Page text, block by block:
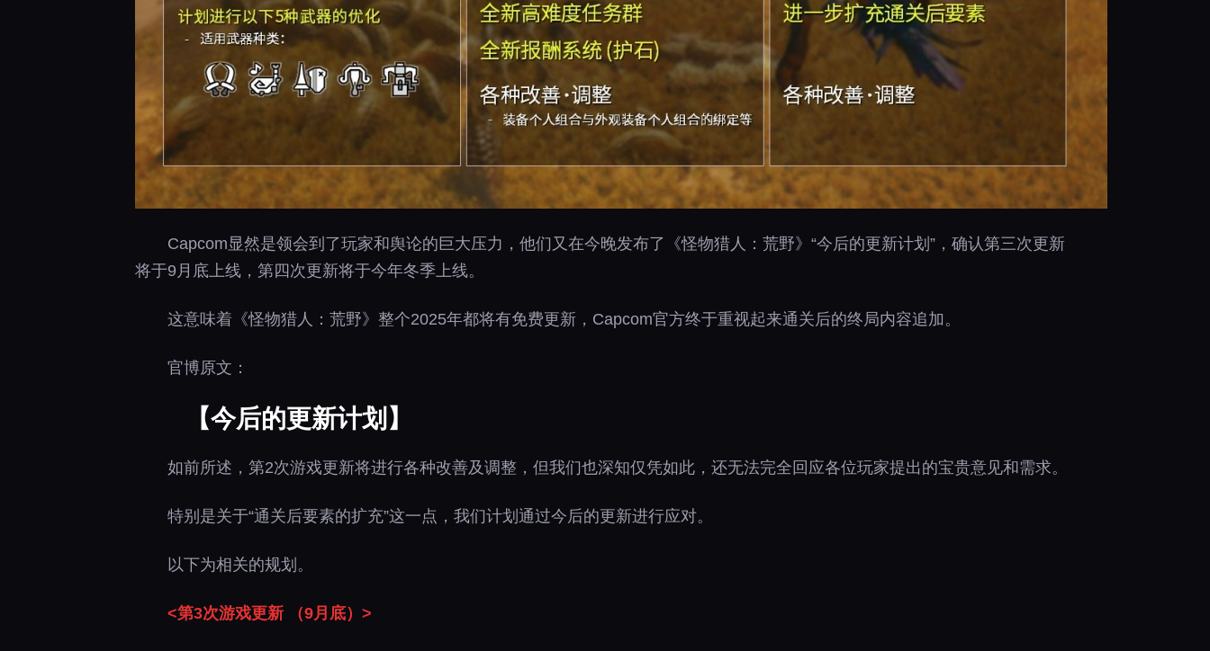
Capcom显然是领会到了玩家和舆论的巨大压力，他们又在今晚发布了《怪物猎人：荒野》“今后的更新计划”，确认第三次更新
将于9月底上线，第四次更新将于今年冬季上线。
这意味着《怪物猎人：荒野》整个2025年都将有免费更新，Capcom官方终于重视起来通关后的终局内容追加。
官博原文：
【今后的更新计划】
如前所述，第2次游戏更新将进行各种改善及调整，但我们也深知仅凭如此，还无法完全回应各位玩家提出的宝贵意见和需求。
特别是关于“通关后要素的扩充”这一点，我们计划通过今后的更新进行应对。
以下为相关的规划。
<第3次游戏更新 （9月底）>